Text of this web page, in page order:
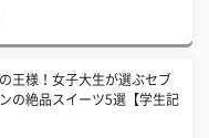
王様！女子大生が選ぶセブ
の絶品スイーツ5選【学生記